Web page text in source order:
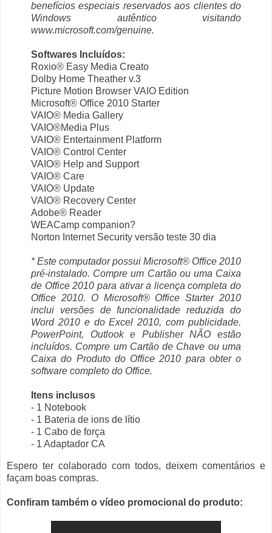
benefícios especiais reservados aos clientes do
Windows autêntico visitando
www.microsoft.com/genuine.
Softwares Incluídos:
Roxio® Easy Media Creato
Dolby Home Theather v.3
Picture Motion Browser VAIO Edition
Microsoft® Office 2010 Starter
VAIO® Media Gallery
VAIO®Media Plus
VAIO® Entertainment Platform
VAIO® Control Center
VAIO® Help and Support
VAIO® Care
VAIO® Update
VAIO® Recovery Center
Adobe® Reader
WEACamp companion?
Norton Internet Security versão teste 30 dia
* Este computador possui Microsoft® Office 2010
pré-instalado. Compre um Cartão ou uma Caixa
de Office 2010 para ativar a licença completa do
Office 2010. O Microsoft® Office Starter 2010
inclui versões de funcionalidade reduzida do
Word 2010 e do Excel 2010, com publicidade.
PowerPoint, Outlook e Publisher NÃO estão
incluídos. Compre um Cartão de Chave ou uma
Caixa do Produto do Office 2010 para obter o
software completo do Office.
Itens inclusos
- 1 Notebook
- 1 Bateria de ions de lítio
- 1 Cabo de força
- 1 Adaptador CA
Espero ter colaborado com todos, deixem comentários e
façam boas compras.
Confiram também o vídeo promocional do produto: